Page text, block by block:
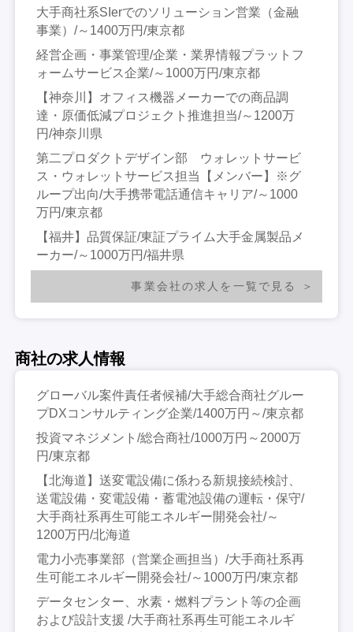
大手商社系SIerでのソリューション営業（金融
事業）/～1400万円/東京都
経営企画・事業管理/企業・業界情報プラットフ
ォームサービス企業/～1000万円/東京都
【神奈川】オフィス機器メーカーでの商品調
達・原価低減プロジェクト推進担当/～1200万
円/神奈川県
第二プロダクトデザイン部 ウォレットサービ
ス・ウォレットサービス担当【メンバー】※グ
ループ出向/大手携帯電話通信キャリア/～1000
万円/東京都
【福井】品質保証/東証プライム大手金属製品メ
ーカー/～1000万円/福井県
事業会社の求人を一覧で見る
商社の求人情報
グローバル案件責任者候補/大手総合商社グルー
プDXコンサルティング企業/1400万円～/東京都
投資マネジメント/総合商社/1000万円～2000万
円/東京都
【北海道】送変電設備に係わる新規接続検討、
送電設備・変電設備・蓄電池設備の運転・保守/
大手商社系再生可能エネルギー開発会社/～
1200万円/北海道
電力小売事業部（営業企画担当）/大手商社系再
生可能エネルギー開発会社/～1000万円/東京都
データセンター、水素・燃料プラント等の企画
および設計支援 /大手商社系再生可能エネルギ